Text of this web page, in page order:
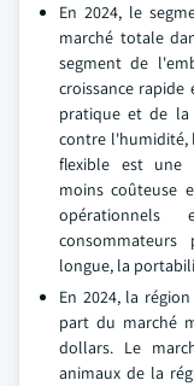
En 2024, le
marché totale
segment de
croissance
pratique et de la
contre l'humidité,
flexible est une
moins coûteuse
longue, la
En 2024, la
part du marché
dollars. Le
animaux de la